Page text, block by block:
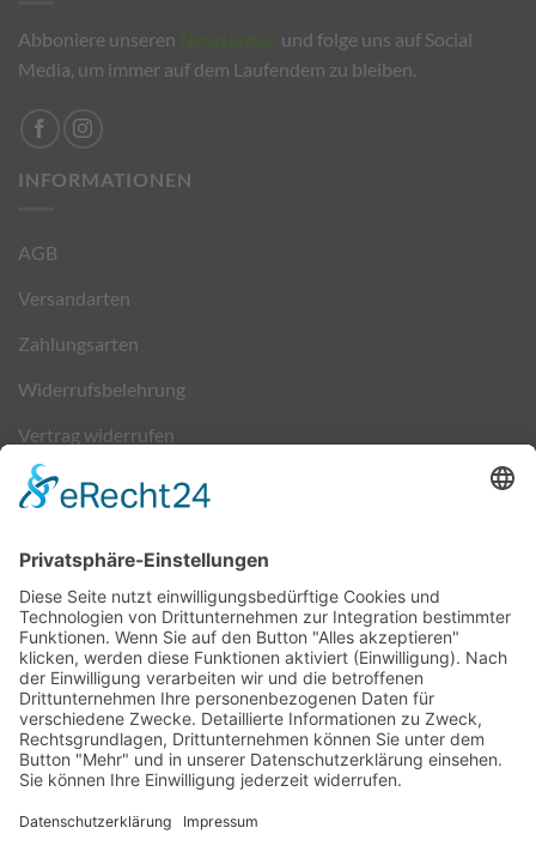
Abboniere unseren
und folge uns auf Social
Media, um immer auf dem Laufendem zu bleiben.
INFORMATIONEN
AGB
Versandarten
Zahlungsarten
Widerrufsbelehrung
Vertrag widerrufen
Kontakt